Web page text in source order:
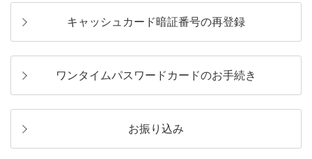
キャッシュカード暗証番号の再登録
ワンタイムパスワードカードのお手続き
お振り込み